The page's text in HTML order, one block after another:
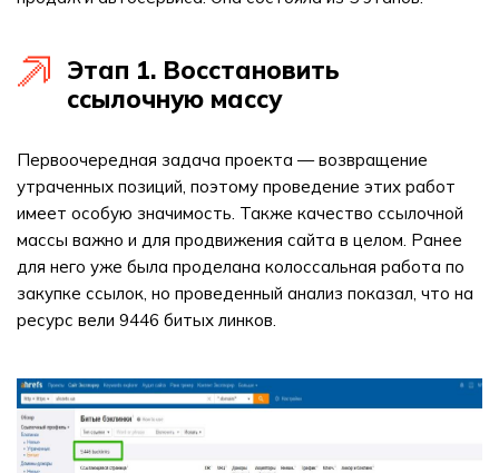
Этап 1. Восстановить
ссылочную массу
Первоочередная задача проекта — возвращение
утраченных позиций, поэтому проведение этих работ
имеет особую значимость. Также качество ссылочной
массы важно и для продвижения сайта в целом. Ранее
для него уже была проделана колоссальная работа по
закупке ссылок, но проведенный анализ показал, что на
ресурс вели 9446 битых линков.